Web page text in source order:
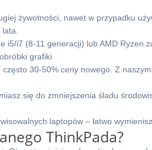
żywotności, nawet w przypadku
i5/i7 (8-11 generacji) lub AMD Ryzen
grafiki.
30-50% ceny nowego. Z
się do zmniejszenia śladu
laptopów – łatwo
ThinkPada?